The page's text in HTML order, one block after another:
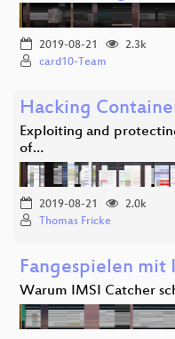
2019-08-21
2.3k
card10-Team
Hacking
Exploiting and
of…
2019-08-21
2.0k
Thomas Fricke
Fangespielen mit
Warum IMSI Catcher